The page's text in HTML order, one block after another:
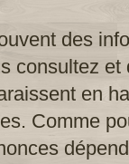
des
consultez
en
Comme